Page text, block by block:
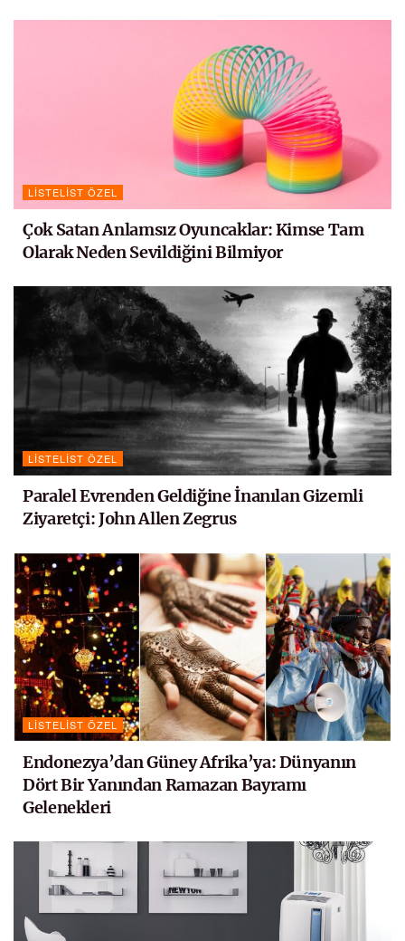
LISTELIST ÖZEL
Çok Satan Anlamsız Oyuncaklar: Kimse Tam
Olarak Neden Sevildiğini Bilmiyor
LISTELIST ÖZEL
Paralel Evrenden Geldiğine İnanılan Gizemli
Ziyaretçi: John Allen Zegrus
LISTELIST ÖZEL
Endonezya’dan Güney Afrika’ya: Dünyanın
Dört Bir Yanından Ramazan Bayramı
Gelenekleri